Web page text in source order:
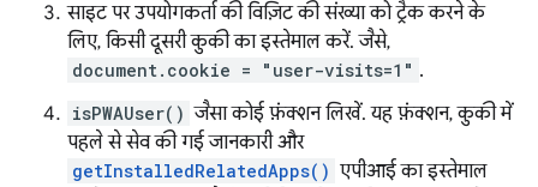
साइट पर उपयोगकर्ता की विज़िट की संख्या को ट्रैक करने के
लिए, किसी दूसरी कुकी का इस्तेमाल करें. जैसे,
document.cookie = "user-visits=1" .
isPWAUser() जैसा कोई फ़ंक्शन लिखें. यह फ़ंक्शन, कुकी में
पहले से सेव की गई जानकारी और
getInstalledRelatedApps() एपीआई का इस्तेमाल